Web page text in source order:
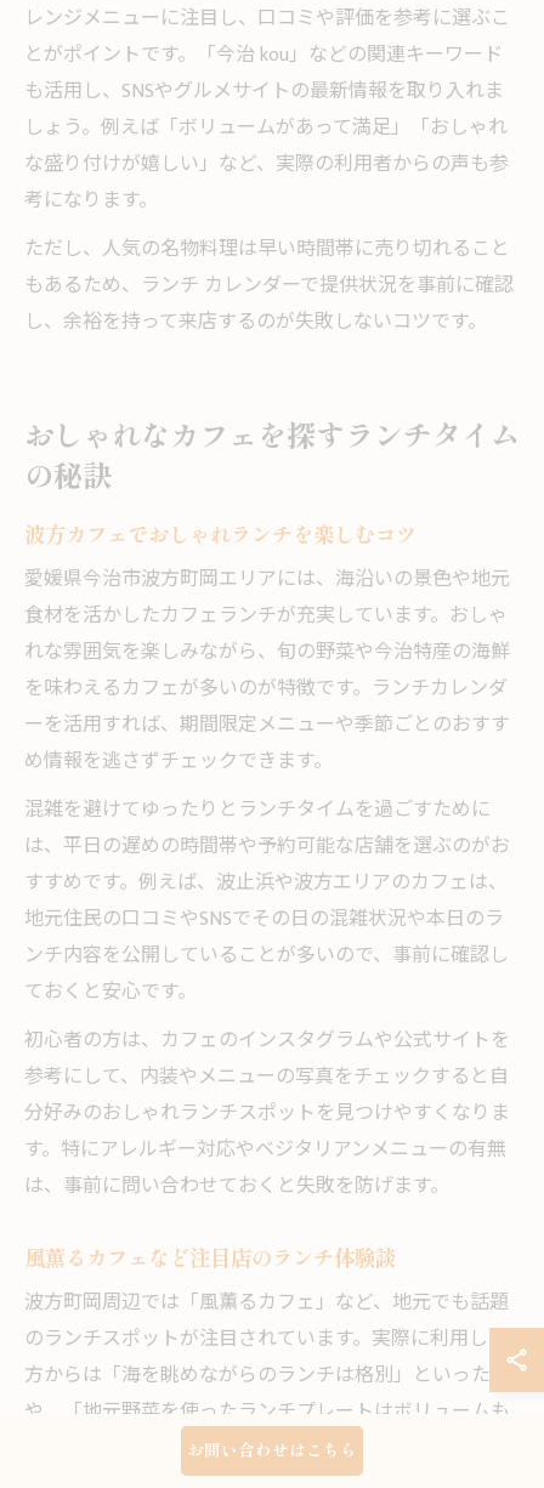
レンジメニューに注目し、口コミや評価を参考に選ぶこ
とがポイントです。「今治 kou」などの関連キーワード
も活用し、SNSやグルメサイトの最新情報を取り入れま
しょう。例えば「ボリュームがあって満足」「おしゃれ
な盛り付けが嬉しい」など、実際の利用者からの声も参
考になります。
ただし、人気の名物料理は早い時間帯に売り切れること
もあるため、ランチ カレンダーで提供状況を事前に確認
し、余裕を持って来店するのが失敗しないコツです。
おしゃれなカフェを探すランチタイム
の秘訣
波方カフェでおしゃれランチを楽しむコツ
愛媛県今治市波方町岡エリアには、海沿いの景色や地元
食材を活かしたカフェランチが充実しています。おしゃ
れな雰囲気を楽しみながら、旬の野菜や今治特産の海鮮
を味わえるカフェが多いのが特徴です。ランチカレンダ
ーを活用すれば、期間限定メニューや季節ごとのおすす
め情報を逃さずチェックできます。
混雑を避けてゆったりとランチタイムを過ごすために
は、平日の遅めの時間帯や予約可能な店舗を選ぶのがお
すすめです。例えば、波止浜や波方エリアのカフェは、
地元住民の口コミやSNSでその日の混雑状況や本日のラ
ンチ内容を公開していることが多いので、事前に確認し
ておくと安心です。
初心者の方は、カフェのインスタグラムや公式サイトを
参考にして、内装やメニューの写真をチェックすると自
分好みのおしゃれランチスポットを見つけやすくなりま
す。特にアレルギー対応やベジタリアンメニューの有無
は、事前に問い合わせておくと失敗を防げます。
風薫るカフェなど注目店のランチ体験談
波方町岡周辺では「風薫るカフェ」など、地元でも話題
のランチスポットが注目されています。実際に利用した
方からは「海を眺めながらのランチは格別」といった声
や、「地元野菜を使ったランチプレートはボリュームも
あり満足」といった体験談が多く寄せられています。
お問い合わせはこちら